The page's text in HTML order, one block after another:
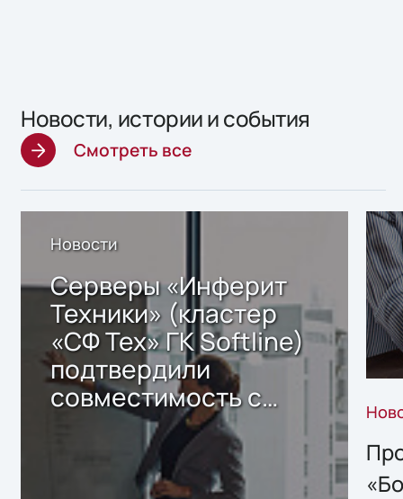
Новости, истории и события
Смотреть все
Новости
Серверы «Инферит
Техники» (кластер
«СФ Тех» ГК Softline)
подтвердили
совместимость с
решением Sharx
Storage 2.x для
хранения данных